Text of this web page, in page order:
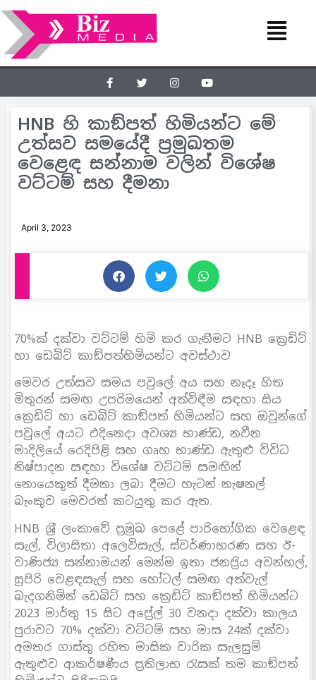
HNB හි කාඞ්පත් හිමියන්ට මේ
උත්සව සමයේදී ප‍්‍රමුඛතම
වෙළෙඳ සන්නාම වලින් විශේෂ
වට්ටම් සහ දීමනා
April 3, 2023
70%ක් දක්වා වට්ටම් හිමි කර ගැනීමට HNB ක්‍රෙඩිට්
හා ඩෙබිට් කාඞ්පත්හිමියන්ට අවස්ථාව
මෙවර උත්සව සමය පවුලේ අය සහ නෑදෑ හිත
මිතුරන් සමඟ උපරිමයෙන් අත්විඳීම සඳහා සිය
ක්‍රෙඩිට් හා ඩෙබිට් කාඞ්පත් හිමියන්ට සහ ඔවුන්ගේ
පවුලේ අයට එදිනෙදා අවශ්‍ය භාණ්ඩ, නවීන
මාදිලියේ රෙදිපිළි සහ ගෘහ භාණ්ඩ ඇතුළු විවිධ
නිෂ්පාදන සඳහා විශේෂ වට්ටම් සමඟින්
නොයෙකුත් දීමනා ලබා දීමට හැටන් නැෂනල්
බැංකුව මෙවරත් කටයුතු කර ඇත.
HNB ශ‍්‍රී ලංකාවේ ප‍්‍රමුඛ පෙළේ පාරිභෝගික වෙළෙඳ
සැල්, විලාසිතා අලෙවිසැල්, ස්වර්ණාභරණ සහ ඊ-
වාණිජ්‍ය සන්නාමයන් මෙන්ම ඉතා ජනප‍්‍රිය අවන්හල්,
සුපිරි වෙළඳසැල් සහ හෝටල් සමඟ අත්වැල්
බැදගනිමින් ඩෙබිට් සහ ක්‍රෙඩිට් කාඞ්පත් හිමියන්ට
2023 මාර්තු 15 සිට අපේ‍්‍රල් 30 වනදා දක්වා කාලය
පුරාවට 70% දක්වා වට්ටම් සහ මාස 24ක් දක්වා
අමතර ගාස්තු රහිත මාසික වාරික සැලසුම්
ඇතුළුව ආකර්ෂණීය ප‍්‍රතිලාභ රැසක් තම කාඞ්පත්